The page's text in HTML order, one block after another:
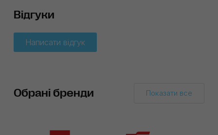
Відгуки
Написати відгук
Обрані бренди Показати все